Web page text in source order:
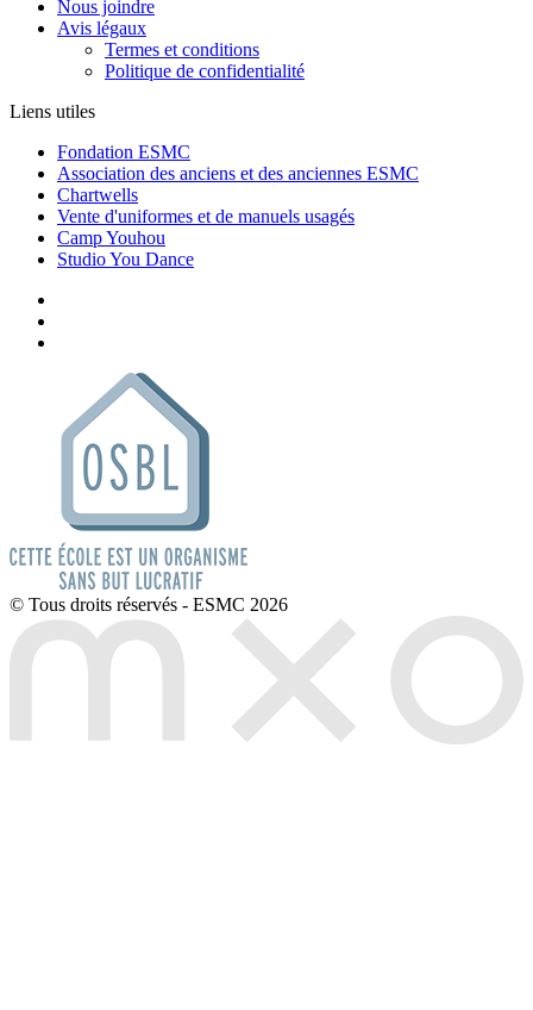
Nous joindre
Avis légaux
Termes et conditions
Politique de confidentialité
Liens utiles
Fondation ESMC
Association des anciens et des anciennes ESMC
Chartwells
Vente d'uniformes et de manuels usagés
Camp Youhou
Studio You Dance
© Tous droits réservés - ESMC 2026